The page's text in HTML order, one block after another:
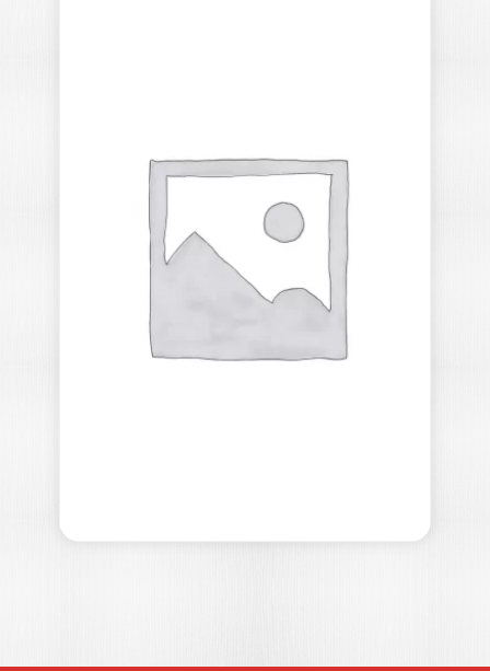
GESTION DE
L’INFORMATION –
2E ÉDITION
ELISABETH LESCA|
NICOLAS LESCA
MARIE-LAURENCE CARON-FASAN
Les informations sont de plus en plus